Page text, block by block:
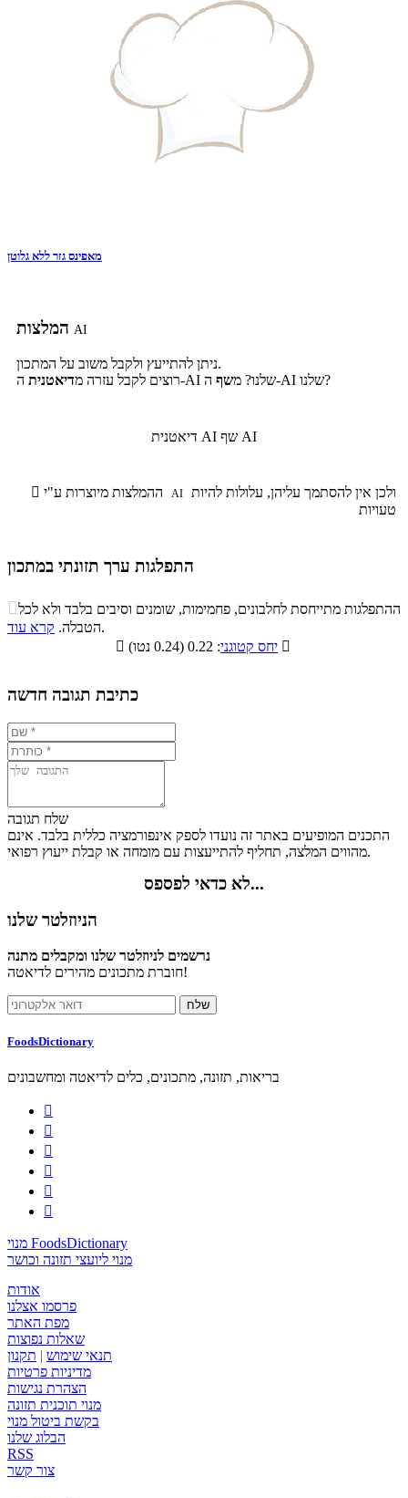
מאפינס גזר ללא גלוטן
AI
ניתן להתייעץ ולקבל משוב על המתכון.
רוצים לקבל עזרה מדיאטנית ה-AI שלנו? משף ה-AI שלנו?
דיאטנית AI שף AI
 AI
טעויות
התפלגות ערך תזונתי במתכון
התפלגות ערך תזונתי במתכון
סיבים
תזונתיים
שומנים חלבונים
26.3% 52.5%
ההתפלגות מתייחסת לחלבונים, פחמימות, שומנים וסיבים בלבד ולא לכל
הטבלה. קרא עוד
.

יחס קטוגני 
כתיבת תגובה חדשה
שלח תגובה
התכנים המופיעים באתר זה נועדו לספק אינפורמציה כללית בלבד. אינם
מהווים המלצה, תחליף להתייעצות עם מומחה או קבלת ייעוץ רפואי.
לא כדאי לפספס...
הניוזלטר שלנו
נרשמים לניוזלטר שלנו ומקבלים מתנה
חוברת מתכונים מהירים לדיאטה!
FoodsDictionary
בריאות, תזונה, מתכונים, כלים לדיאטה ומחשבונים






מנוי FoodsDictionary
מנוי ליועצי תזונה וכושר
אודות
פרסמו אצלנו
מפת האתר
שאלות נפוצות
תנאי שימוש | תקנון
מדיניות פרטיות
הצהרת נגישות
מנוי תוכנית תזונה
בקשת ביטול מנוי
הבלוג שלנו
RSS
צור קשר